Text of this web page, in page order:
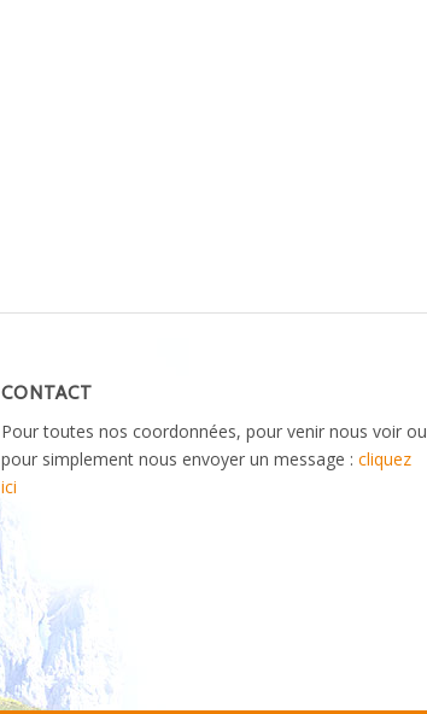
CONTACT
Pour toutes nos coordonnées, pour venir nous voir ou
pour simplement nous envoyer un message : cliquez
ici